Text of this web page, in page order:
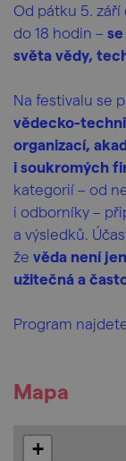
Od pátku 5. září
do 18 hodin –
světa vědy,
Na festivalu se
vědecko-
organizací,
i soukromých
kategorií – od
i odborníky –
a výsledků.
že věda není
užitečná a
Program
Mapa
+